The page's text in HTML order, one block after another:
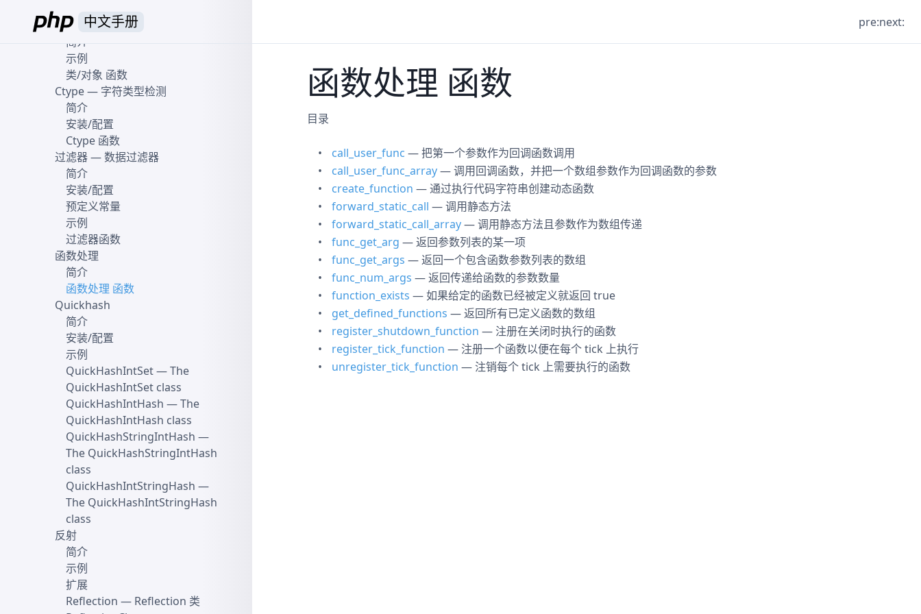
中文手册 pre:next:
函数处理 函数
目录
call_user_func — 把第一个参数作为回调函数调用
call_user_func_array— 调用回调函数，并把一个数组参数作为回调函数的参数
create_function — 通过执行代码字符串创建动态函数
forward_static_call — 调用静态方法
forward_static_call_array— 调用静态方法且参数作为数组传递
func_get_arg — 返回参数列表的某一项
func_get_args — 返回一个包含函数参数列表的数组
func_num_args — 返回传递给函数的参数数量
function_exists — 如果给定的函数已经被定义就返回 true
get_defined_functions — 返回所有已定义函数的数组
register_shutdown_function — 注册在关闭时执行的函数
register_tick_function — 注册一个函数以便在每个 tick 上执行
unregister_tick_function — 注销每个 tick 上需要执行的函数
类/对象— 类/对象的信息
简介
示例
类/对象 函数
Ctype— 字符类型检测
简介
安装/配置
Ctype 函数
过滤器— 数据过滤器
简介
安装/配置
预定义常量
示例
过滤器函数
函数处理
简介
函数处理 函数
Quickhash
简介
安装/配置
示例
QuickHashIntSet— The
QuickHashIntSet class
QuickHashIntHash — The
QuickHashIntHash class
QuickHashStringIntHash —
The QuickHashStringIntHash
class
QuickHashIntStringHash —
The QuickHashIntStringHash
class
反射
简介
示例
扩展
Reflection — Reflection 类